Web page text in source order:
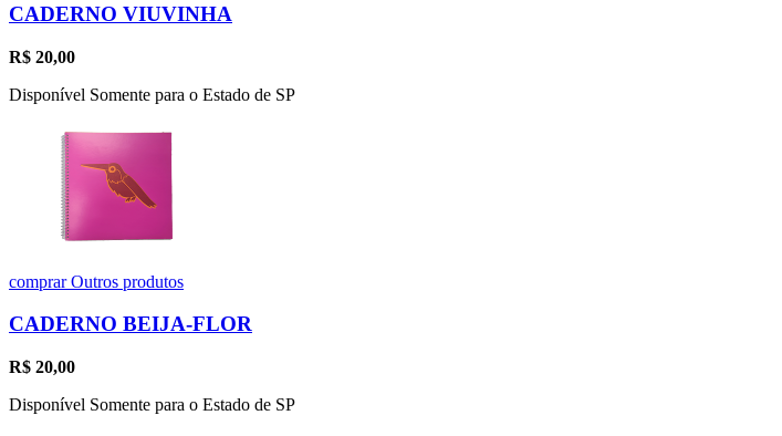
CADERNO VIUVINHA
R$ 20,00
Disponível Somente para o Estado de SP
comprarOutros produtos
CADERNO BEIJA-FLOR
R$ 20,00
Disponível Somente para o Estado de SP